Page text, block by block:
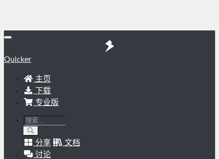
Quicker
主页
下载
专业版
分享
文档
讨论